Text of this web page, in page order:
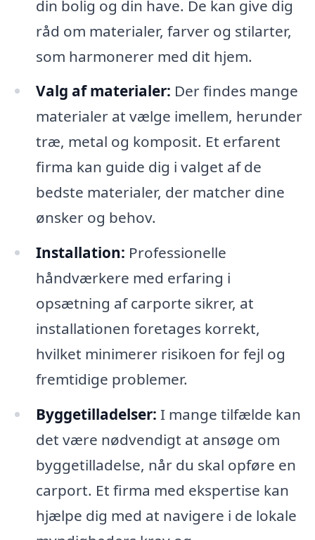
din bolig og din have. De kan give dig
råd om materialer, farver og stilarter,
som harmonerer med dit hjem.
Valg af materialer: Der findes mange
materialer at vælge imellem, herunder
træ, metal og komposit. Et erfarent
firma kan guide dig i valget af de
bedste materialer, der matcher dine
ønsker og behov.
Installation: Professionelle
håndværkere med erfaring i
opsætning af carporte sikrer, at
installationen foretages korrekt,
hvilket minimerer risikoen for fejl og
fremtidige problemer.
Byggetilladelser: I mange tilfælde kan
det være nødvendigt at ansøge om
byggetilladelse, når du skal opføre en
carport. Et firma med ekspertise kan
hjælpe dig med at navigere i de lokale